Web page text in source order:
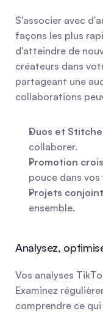
S'associer avec
façons les plus
d'atteindre de
créateurs dans
partageant une
collaborations
Duos et
collaborer.
Promotion
pouce dans
Projets
ensemble.
Analysez,
Vos analyses
Examinez
comprendre ce